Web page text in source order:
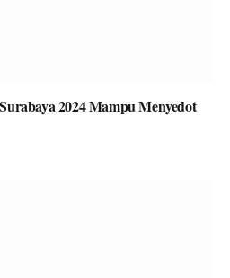
2024 Mampu Menyedot